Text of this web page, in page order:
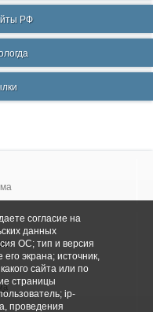
РФ
согласие на
данных
ОС; тип и версия
экрана; источник,
сайта или по
страницы
ip-
проведения